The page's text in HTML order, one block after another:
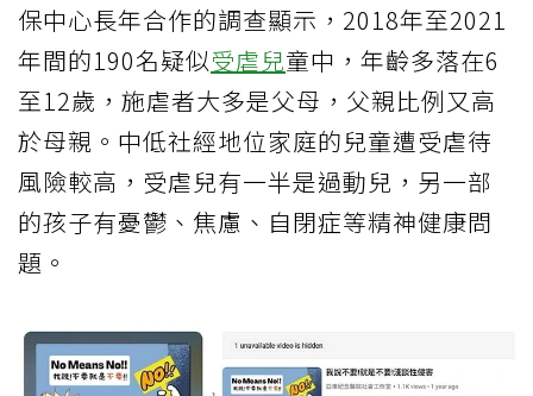
保中心長年合作的調查顯示，2018年至2021
年間的190名疑似受虐兒童中，年齡多落在6
至12歲，施虐者大多是父母，父親比例又高
於母親。中低社經地位家庭的兒童遭受虐待
風險較高，受虐兒有一半是過動兒，另一部
的孩子有憂鬱、焦慮、自閉症等精神健康問
題。